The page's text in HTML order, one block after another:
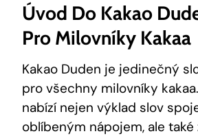
Úvod Do Kakao‌
Pro Milovníky Kakaa
Kakao Duden je jedinečný
pro všechny‍ milovníky
⁢nabízí ‍nejen výklad slov‌
oblíbeným nápojem,‌ ale⁤ také